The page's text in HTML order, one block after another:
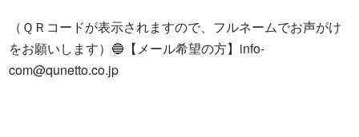
（ＱＲコードが表示されますので、フルネームでお声がけ
をお願いします）🔵【メール希望の方】 info-
com@qunetto.co.jp